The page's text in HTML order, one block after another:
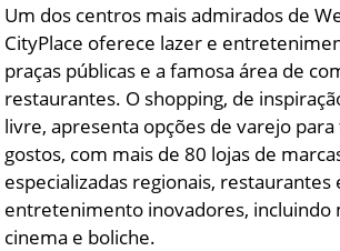
Um dos centros mais admirados de
CityPlace oferece lazer e
praças públicas e a famosa área de
restaurantes. O shopping, de
livre, apresenta opções de varejo para
gostos, com mais de 80 lojas de
especializadas regionais, restaurantes
entretenimento inovadores, incluindo
cinema e boliche.